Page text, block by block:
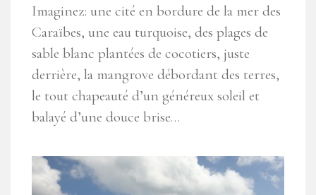
Imaginez: une cité en bordure de la mer des
Caraïbes, une eau turquoise, des plages de
sable blanc plantées de cocotiers, juste
derrière, la mangrove débordant des terres,
le tout chapeauté d’un généreux soleil et
balayé d’une douce brise…